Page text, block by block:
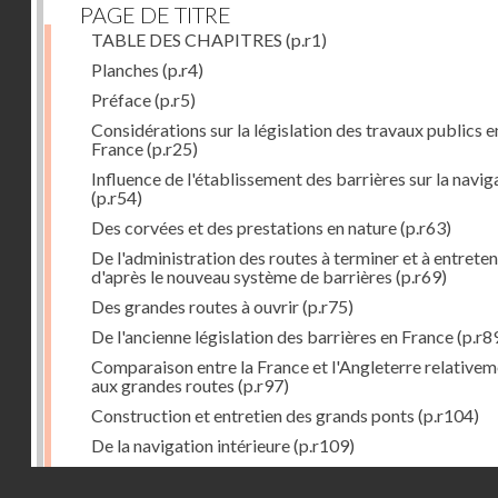
PAGE DE TITRE
TABLE DES CHAPITRES (p.r1)
Planches (p.r4)
Préface(p.r5)
Considérations sur la législation des travaux publics
France(p.r25)
Influence de l'établissement des barrières sur la
(p.r54)
Des corvées et des prestations en nature(p.r63)
De l'administration des routes à terminer et à
d'après le nouveau système de barrières (p.r69)
Des grandes routes à ouvrir(p.r75)
De l'ancienne législation des barrières en France
Comparaison entre la France et l'Angleterre
aux grandes routes (p.r97)
Construction et entretien des grands ponts (p.r104)
De la navigation intérieure(p.r109)